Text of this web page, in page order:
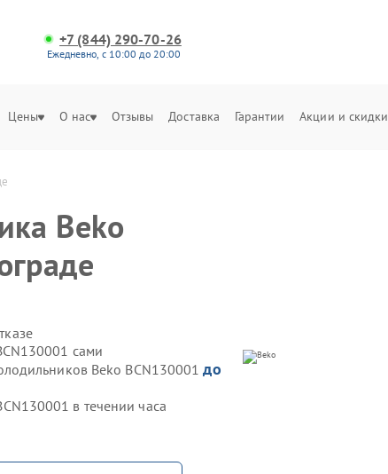
+7 (844) 290-70-26
Ежедневно, с 10:00 до 20:00
Цены О нас Отзывы Доставка Гарантии Акции и скидки
Beko
сами
Beko BCN130001до
в течении часа